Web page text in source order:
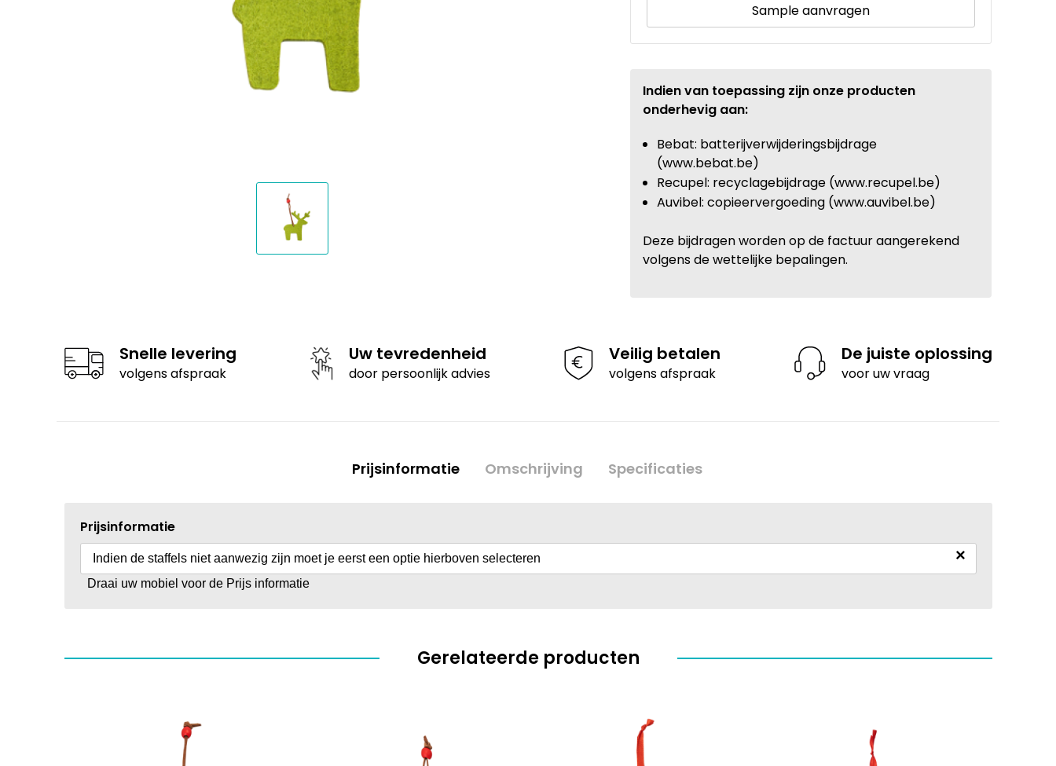
Sample aanvragen
Indien van toepassing zijn onze producten
onderhevig aan:
Bebat: batterijverwijderingsbijdrage
(www.bebat.be)
Recupel: recyclagebijdrage (www.recupel.be)
Auvibel: copieervergoeding (www.auvibel.be)
Deze bijdragen worden op de factuur aangerekend
volgens de wettelijke bepalingen.
Snelle levering
volgens afspraak
Uw tevredenheid
door persoonlijk advies
Veilig betalen
volgens afspraak
De juiste oplossing
voor uw vraag
Prijsinformatie Omschrijving Specificaties
Prijsinformatie
Indien de staffels niet aanwezig zijn moet je eerst een optie hierboven selecteren ×
Draai uw mobiel voor de Prijs informatie
Gerelateerde producten